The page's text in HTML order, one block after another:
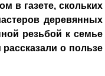
в газете, скольких
деревянных
резьбой к семье
о пользе